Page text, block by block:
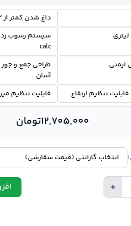
داغ شدن کمتر از 2 دقیقه
calc
ایمنی
طراحی جمع و
آسان
تنظیم ارتفاع
قابلیت تنظیم میزان
12,705,000تومان
+